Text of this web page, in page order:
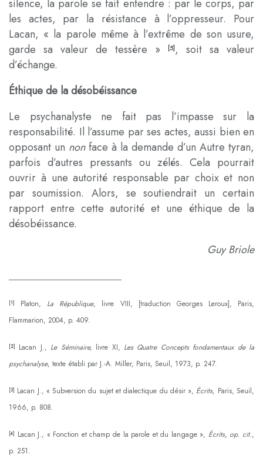
silence, la parole se fait entendre : par le corps, par
les actes, par la résistance à l’oppresseur. Pour
Lacan, « la parole même à l’extrême de son usure,
garde sa valeur de tessère »
[5], soit sa valeur
d’échange.
Éthique de la désobéissance
Le psychanalyste ne fait pas l’impasse sur la
responsabilité. Il l’assume par ses actes, aussi bien en
opposant un nonface à la demande d’un Autre tyran,
parfois d’autres pressants ou zélés. Cela pourrait
ouvrir à une autorité responsable par choix et non
par soumission. Alors, se soutiendrait un certain
rapport entre cette autorité et une éthique de la
désobéissance.
Guy Briole
[1] Platon, La République, livre VIII, [traduction Georges Leroux], Paris,
Flammarion, 2004, p. 409.
[2] Lacan J., Le Séminaire, livre XI, Les Quatre Concepts fondamentaux de la
psychanalyse, texte établi par J.-A. Miller, Paris, Seuil, 1973, p. 247.
[3] Lacan J., « Subversion du sujet et dialectique du désir », Écrits, Paris, Seuil,
1966, p. 808.
[4] Lacan J., « Fonction et champ de la parole et du langage », Écrits, op. cit.,
p. 251.